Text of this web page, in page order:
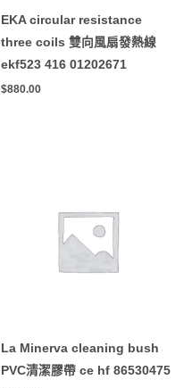
EKA circular resistance
three coils 雙向風扇發熱線
ekf523 416 01202671
$880.00
La Minerva cleaning bush
PVC清潔膠帶 ce hf 86530475